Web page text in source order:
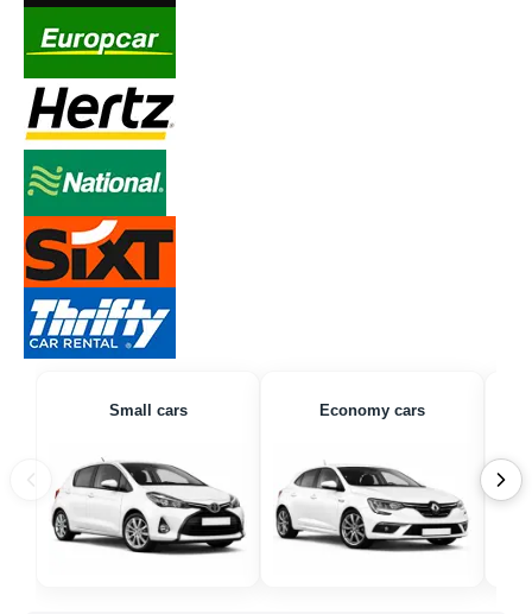
Small cars Economy cars